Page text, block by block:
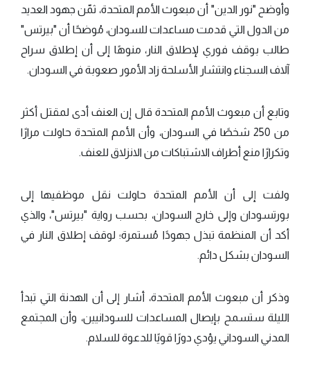
وأوضح "نور الدين" أن مبعوث الأمم المتحدة، ثمّن جهود العديد
من الدول التي قدمت مساعدات للسودان، مُوضحًا أن "بيرتس"
طالب بوقف فوري لإطلاق النار، منوهًا إلى أن إطلاق سراح
آلاف السجناء وانتشار الأسلحة زاد الأمور صعوبة في السودان.
وتابع أن مبعوث الأمم المتحدة قال إن العنف أدى لمقتل أكثر
من 250 شخصًا في السودان، وأن الأمم المتحدة حاولت مرارًا
وتكرارًا منع أطراف الاشتباكات من الانزلاق للعنف.
ولفت إلى أن الأمم المتحدة حاولت نقل موظفيها إلى
بورتسودان وإلى خارج السودان، بحسب رواية "بيرتس"، والذي
أكد أن المنظمة تبذل جهودًا مُستمرة؛ لوقف إطلاق النار في
السودان بشكل دائم.
وذكر أن مبعوث الأمم المتحدة، أشار إلى أن الهدنة التي تبدأ
الليلة ستسمح بإيصال المساعدات للسودانيين، وأن المجتمع
المدني السوداني يؤدي دورًا قويًا للدعوة للسلام.